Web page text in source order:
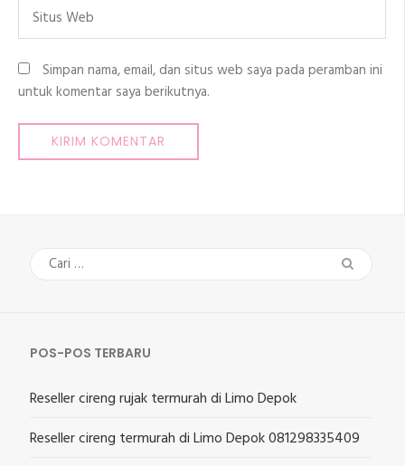
Situs
Web
Simpan nama, email, dan situs web saya pada peramban ini
untuk komentar saya berikutnya.
Cari
untuk:
POS-POS TERBARU
Reseller cireng rujak termurah di Limo Depok
Reseller cireng termurah di Limo Depok 081298335409